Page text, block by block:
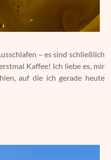
– es sind schließlich
Kaffee! Ich liebe es, mir
auf die ich gerade heute